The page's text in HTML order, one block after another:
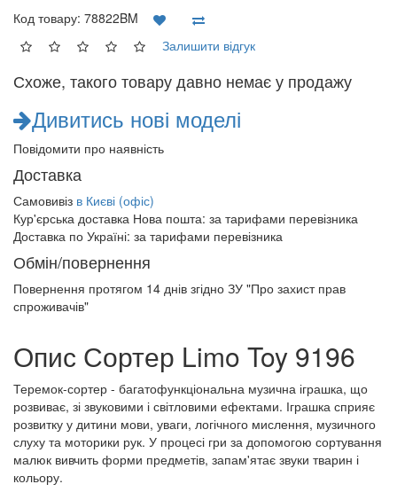
Код товару: 78822BM
Залишити відгук
Схоже, такого товару давно немає у продажу
Дивитись нові моделі
Повідомити про наявність
Доставка
Самовивіз в Києві (офіс)
Кур'єрська доставка Нова пошта: за тарифами перевізника
Доставка по Україні: за тарифами перевізника
Обмін/повернення
Повернення протягом 14 днів згідно ЗУ "Про захист прав
спроживачів"
Опис Сортер Limo Toy 9196
Теремок-сортер - багатофункціональна музична іграшка, що
розвиває, зі звуковими і світловими ефектами. Іграшка сприяє
розвитку у дитини мови, уваги, логічного мислення, музичного
слуху та моторики рук. У процесі гри за допомогою сортування
малюк вивчить форми предметів, запам'ятає звуки тварин і
кольору.